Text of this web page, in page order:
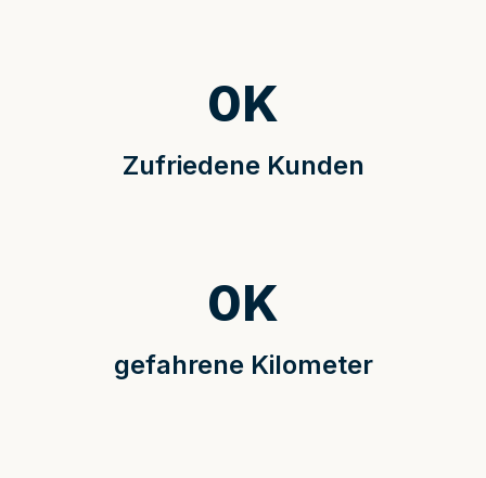
Zufriedene Kunden
0K
gefahrene Kilometer
0K